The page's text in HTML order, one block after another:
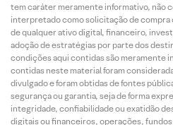
tem caráter meramente informativo, não
interpretado como solicitação de compra
de qualquer ativo digital, financeiro,
adoção de estratégias por parte dos
condições aqui contidas são meramente
contidas neste material foram
divulgado e foram obtidas de fontes
segurança ou garantia, seja de forma
integridade, confiabilidade ou exatidão
digitais ou financeiros, operações,